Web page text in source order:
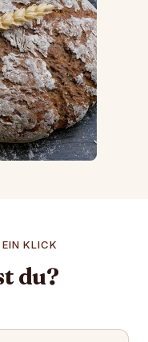
EIN KLICK
du?